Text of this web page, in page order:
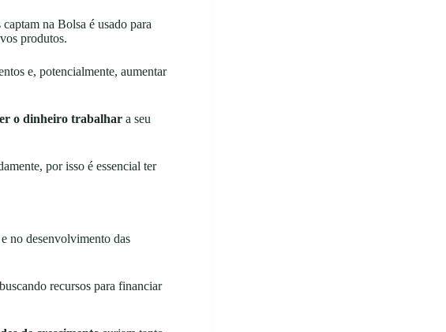
na Bolsa é usado para
produtos.
e, potencialmente, aumentar
o dinheiro trabalhar a seu
por isso é essencial ter
e no desenvolvimento das
recursos para financiar